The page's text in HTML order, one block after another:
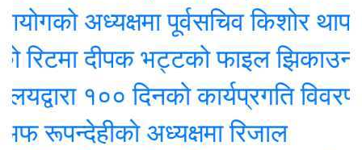
अध्यक्षमा पूर्वसचिव किशोर थापा
दीपक भट्टको फाइल झिकाउन
१०० दिनको कार्यप्रगति विवरण
अध्यक्षमा रिजाल